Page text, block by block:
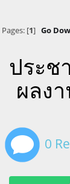
Pages: [1] Go
ประช
ผลง
0